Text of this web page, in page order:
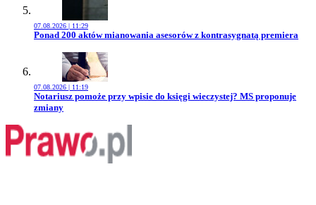
07.08.2026 | 11:29
Przejdź do artykułu:
Ponad 200 aktów mianowania asesorów z kontrasygnatą premiera
07.08.2026 | 11:19
Przejdź do artykułu:
Notariusz pomoże przy wpisie do księgi wieczystej? MS proponuje
zmiany